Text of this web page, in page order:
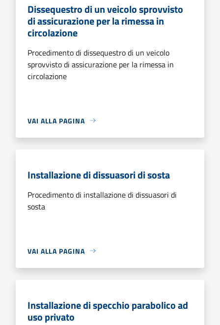
Dissequestro di un veicolo sprovvisto
di assicurazione per la rimessa in
circolazione
Procedimento di dissequestro di un veicolo
sprovvisto di assicurazione per la rimessa in
circolazione
VAI ALLA PAGINA
Installazione di dissuasori di sosta
Procedimento di installazione di dissuasori di
sosta
VAI ALLA PAGINA
Installazione di specchio parabolico ad
uso privato